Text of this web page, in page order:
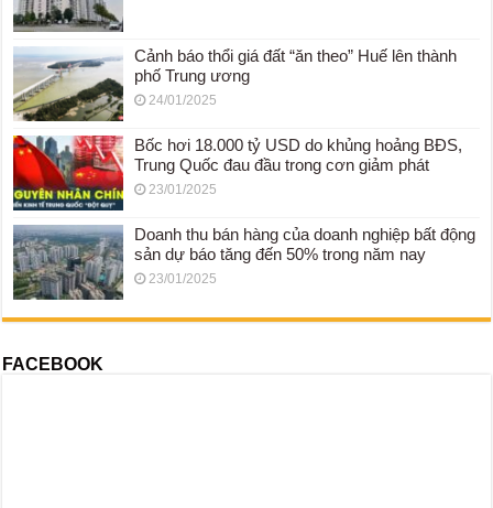
Cảnh báo thổi giá đất “ăn theo” Huế lên thành
phố Trung ương
24/01/2025
Bốc hơi 18.000 tỷ USD do khủng hoảng BĐS,
Trung Quốc đau đầu trong cơn giảm phát
23/01/2025
Doanh thu bán hàng của doanh nghiệp bất động
sản dự báo tăng đến 50% trong năm nay
23/01/2025
FACEBOOK